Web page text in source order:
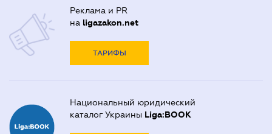
Реклама и PR
на ligazakon.net
ТАРИФЫ
Национальный юридический
каталог Украины Liga:BOOK